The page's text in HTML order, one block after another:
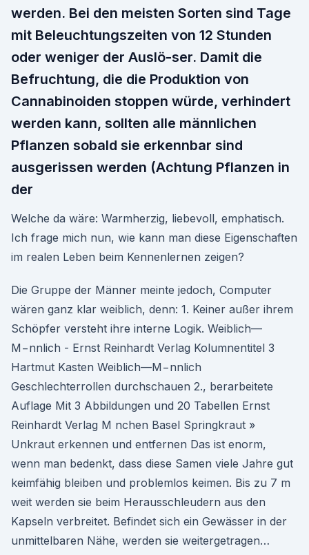
werden. Bei den meisten Sorten sind Tage
mit Beleuchtungszeiten von 12 Stunden
oder weniger der Auslö-ser. Damit die
Befruchtung, die die Produktion von
Cannabinoiden stoppen würde, verhindert
werden kann, sollten alle männlichen
Pflanzen sobald sie erkennbar sind
ausgerissen werden (Achtung Pflanzen in
der
Welche da wäre: Warmherzig, liebevoll, emphatisch.
Ich frage mich nun, wie kann man diese Eigenschaften
im realen Leben beim Kennenlernen zeigen?
Die Gruppe der Männer meinte jedoch, Computer
wären ganz klar weiblich, denn: 1. Keiner außer ihrem
Schöpfer versteht ihre interne Logik. Weiblich—
M−nnlich - Ernst Reinhardt Verlag Kolumnentitel 3
Hartmut Kasten Weiblich—M−nnlich
Geschlechterrollen durchschauen 2., berarbeitete
Auflage Mit 3 Abbildungen und 20 Tabellen Ernst
Reinhardt Verlag M nchen Basel Springkraut »
Unkraut erkennen und entfernen Das ist enorm,
wenn man bedenkt, dass diese Samen viele Jahre gut
keimfähig bleiben und problemlos keimen. Bis zu 7 m
weit werden sie beim Herausschleudern aus den
Kapseln verbreitet. Befindet sich ein Gewässer in der
unmittelbaren Nähe, werden sie weitergetragen…